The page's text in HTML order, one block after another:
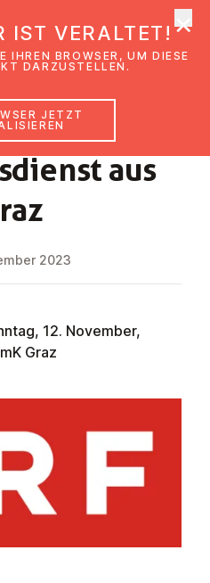
aus
2023
12. November,
Graz
IST VERALTET!
IHREN BROWSER, UM DIESE
DARZUSTELLEN.
JETZT
×